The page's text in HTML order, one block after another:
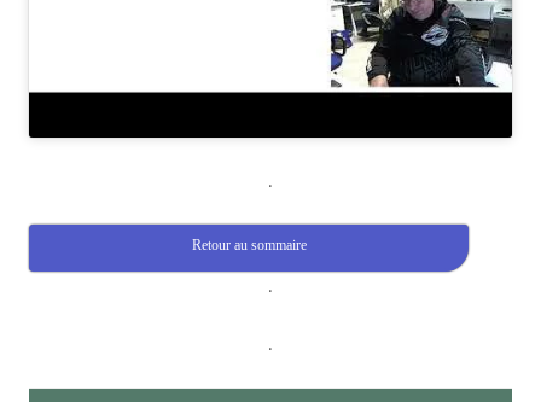
.
Retour au sommaire
.
.